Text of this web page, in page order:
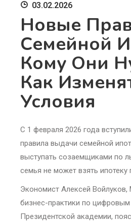
03.02.2026
Новые
Семейной
Кому Они
Как
Условия
С 1 февраля 2026 года
правила выдачи семейной
выступать созаемщиками по
семья не может взять ипотеку
Экономист Алексей Войлуков,
бизнес-практики по
Президентской академии,